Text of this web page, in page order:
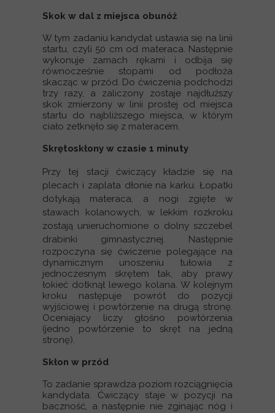
Skok w dal z miejsca obunóż
W tym zadaniu kandydat ustawia się na linii
startu, czyli 50 cm od materaca. Następnie
wykonuje zamach rękami i odbija się
równocześnie stopami od podłoża
skacząc w przód. Do ćwiczenia podchodzi
trzy razy, a zaliczony zostaje najdłuższy
skok zmierzony w linii prostej od miejsca
startu do najbliższego miejsca, w którym
ciało zetknęło się z materacem.
Skrętoskłony w czasie 1 minuty
Przy tej stacji ćwiczący kładzie się na
plecach i zaplata dłonie na karku. Łopatki
dotykają materaca, a nogi zgięte w
stawach kolanowych, w lekkim rozkroku
zostają unieruchomione o dolny szczebel
drabinki gimnastycznej. Następnie
rozpoczyna się ćwiczenie polegające na
dynamicznym unoszeniu tułowia z
jednoczesnym skrętem tak, aby prawy
łokieć dotknął lewego kolana. W kolejnym
kroku następuje powrót do pozycji
wyjściowej i powtórzenie na drugą stronę.
Oceniający liczy głośno powtórzenia
(jedno powtórzenie to skręt na jedną
stronę).
Skłon w przód
To zadanie sprawdza poziom rozciągnięcia
kandydata. Ćwiczący staje w pozycji na
baczność, a następnie nie zginając nóg i